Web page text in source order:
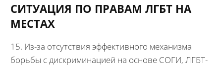
СИТУАЦИЯ ПО ПРАВАМ ЛГБТ НА
МЕСТАХ
15. Из-за отсутствия эффективного механизма
борьбы с дискриминацией на основе СОГИ, ЛГБТ-